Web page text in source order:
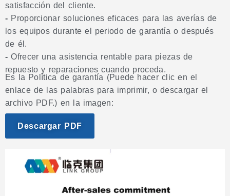
satisfacción del cliente.
- Proporcionar soluciones eficaces para las averías de
los equipos durante el periodo de garantía o después
de él.
-Ofrecer una asistencia rentable para piezas de
repuesto y reparaciones cuando proceda.
Es la Política de garantía (Puede hacer clic en el
enlace de las palabras para imprimir, o descargar el
archivo PDF.) en la imagen:
Descargar PDF